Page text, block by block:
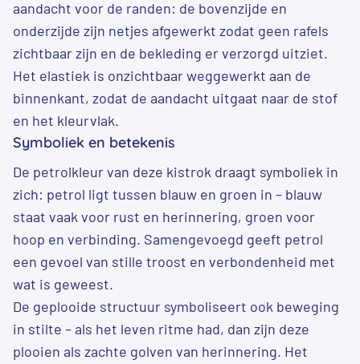
aandacht voor de randen: de bovenzijde en
onderzijde zijn netjes afgewerkt zodat geen rafels
zichtbaar zijn en de bekleding er verzorgd uitziet.
Het elastiek is onzichtbaar weggewerkt aan de
binnenkant, zodat de aandacht uitgaat naar de stof
en het kleurvlak.
Symboliek en betekenis
De petrolkleur van deze kistrok draagt symboliek in
zich: petrol ligt tussen blauw en groen in – blauw
staat vaak voor rust en herinnering, groen voor
hoop en verbinding. Samengevoegd geeft petrol
een gevoel van stille troost en verbondenheid met
wat is geweest.
De geplooide structuur symboliseert ook beweging
in stilte – als het leven ritme had, dan zijn deze
plooien als zachte golven van herinnering. Het